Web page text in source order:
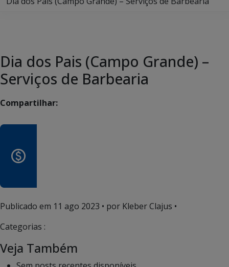
Dia dos Pais (Campo Grande) –
Serviços de Barbearia
Compartilhar:
Publicado em 11 ago 2023 • por Kleber Clajus •
Categorias :
Veja Também